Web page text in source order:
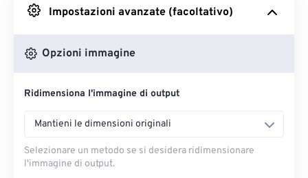
Da Google Drive
Impostazioni avanzate (facoltativo)
Opzioni immagine
Ridimensiona l'immagine di output
Mantieni le dimensioni originali
Selezionare un metodo se si desidera ridimensionare
l'immagine di output.